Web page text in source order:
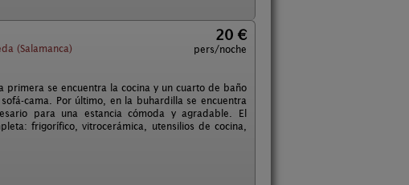
(Salamanca)
20 €
pers/noche
se encuentra la cocina y un cuarto de baño
cama. Por último, en la buhardilla se encuentra
para una estancia cómoda y agradable. El
frigorífico, vitrocerámica, utensilios de cocina,